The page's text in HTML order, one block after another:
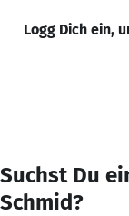
Logg Dich ein,
Suchst Du
Schmid?